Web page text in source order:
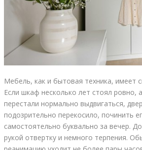
Мебель, как и бытовая техника, имеет
Если шкаф несколько лет стоял ровно,
перестали нормально выдвигаться,
подозрительно перекосило, починить
самостоятельно буквально за вечер.
рукой отвертку и немного терпения.